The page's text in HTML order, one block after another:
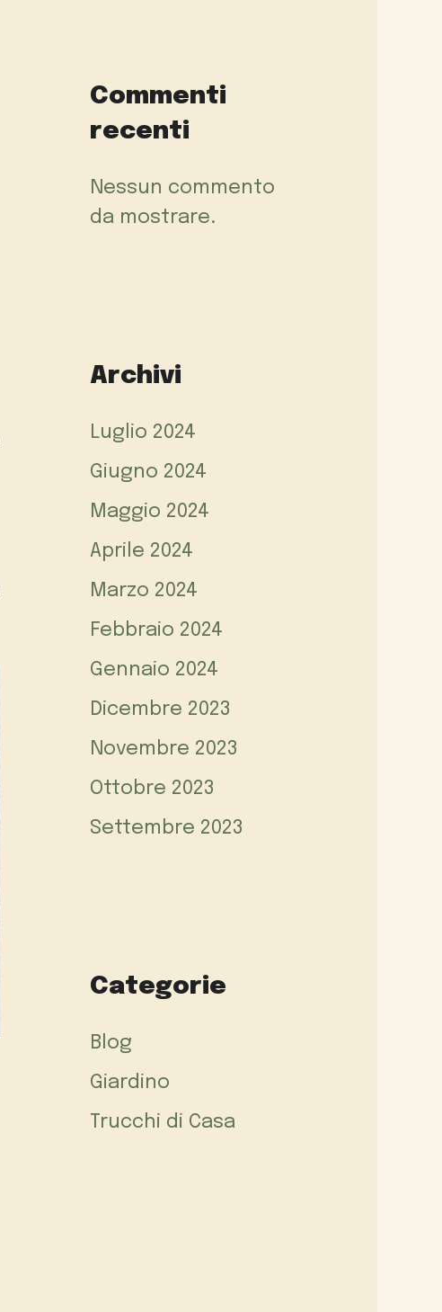
Commenti
recenti
Nessun commento
da mostrare.
Archivi
Luglio 2024
Giugno 2024
Maggio 2024
Aprile 2024
Marzo 2024
Febbraio 2024
Gennaio 2024
Dicembre 2023
Novembre 2023
Ottobre 2023
Settembre 2023
Categorie
Blog
Giardino
Trucchi di Casa